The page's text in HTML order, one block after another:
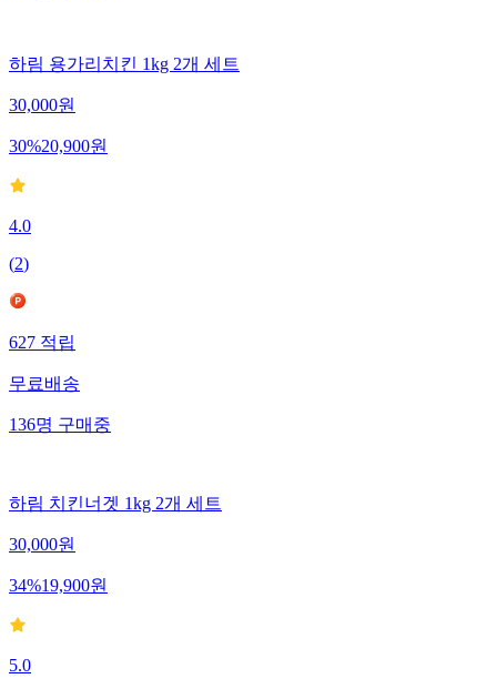
하림 용가리치킨 1kg 2개 세트
30,000원
30%20,900원
4.0
(2)
627적립
무료배송
136명구매중
하림 치킨너겟 1kg 2개 세트
30,000원
34%19,900원
5.0